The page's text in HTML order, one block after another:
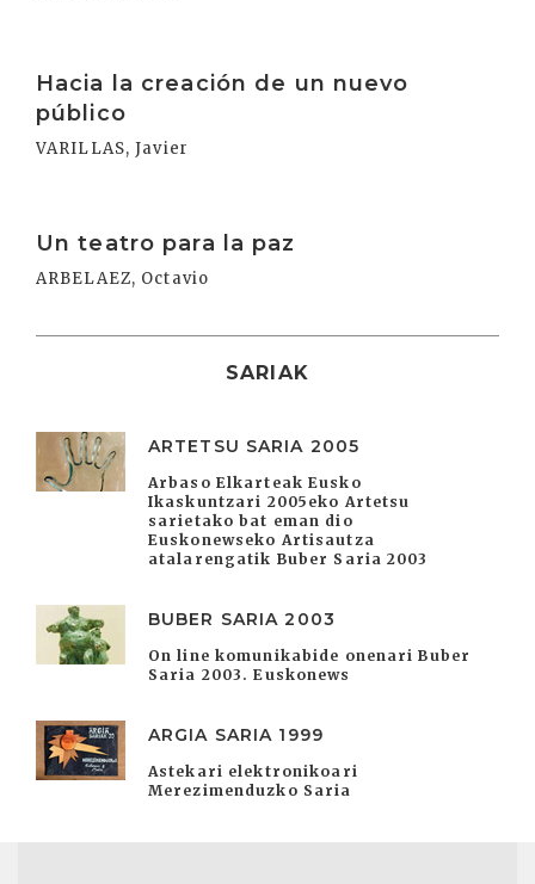
Hacia la creación de un nuevo
público
VARILLAS, Javier
Un teatro para la paz
ARBELAEZ, Octavio
SARIAK
ARTETSU SARIA 2005
Arbaso Elkarteak Eusko
Ikaskuntzari 2005eko Artetsu
sarietako bat eman dio
Euskonewseko Artisautza
atalarengatik Buber Saria 2003
BUBER SARIA 2003
On line komunikabide onenari Buber
Saria 2003. Euskonews
ARGIA SARIA 1999
Astekari elektronikoari
Merezimenduzko Saria